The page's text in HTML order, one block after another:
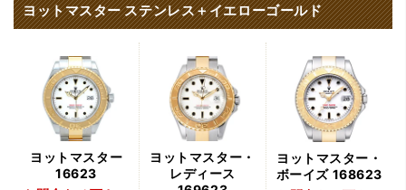
ヨットマスター ステンレス＋イエローゴールド
ヨットマスター
16623
ヨットマスター・
レディース
ヨットマスター・
ボーイズ 168623